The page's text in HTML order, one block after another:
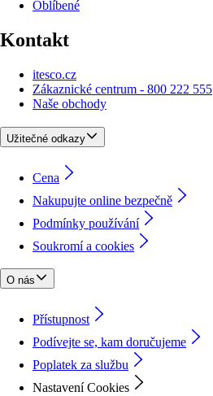
Oblíbené
Kontakt
itesco.cz
Zákaznické centrum - 800 222 555
Naše obchody
Užitečné odkazy
Cena
Nakupujte online bezpečně
Podmínky používání
Soukromí a cookies
O nás
Přístupnost
Podívejte se, kam doručujeme
Poplatek za službu
Nastavení Cookies